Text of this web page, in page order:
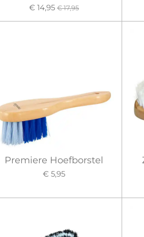
€ 14,95 € 17,95
Premiere Hoefborstel
€ 5,95